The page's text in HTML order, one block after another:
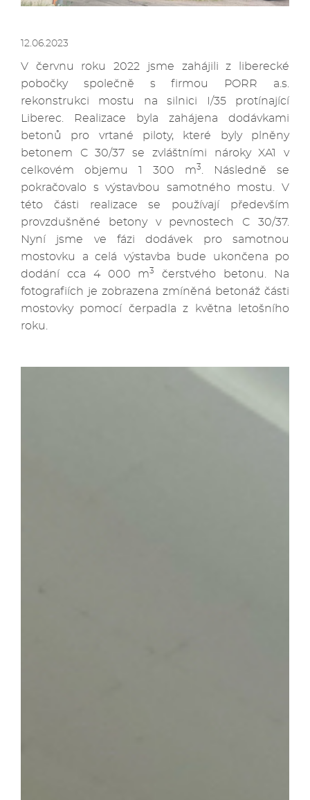
12.06.2023
V červnu roku 2022 jsme zahájili z liberecké
pobočky společně s firmou PORR a.s.
rekonstrukci mostu na silnici I/35 protínající
Liberec. Realizace byla zahájena dodávkami
betonů pro vrtané piloty, které byly plněny
betonem C 30/37 se zvláštními nároky XA1 v
celkovém objemu 1 300 m3. Následně se
pokračovalo s výstavbou samotného mostu. V
této části realizace se používají především
provzdušněné betony v pevnostech C 30/37.
Nyní jsme ve fázi dodávek pro samotnou
mostovku a celá výstavba bude ukončena po
dodání cca 4 000 m3
čerstvého betonu. Na
fotografiích je zobrazena zmíněná betonáž části
mostovky pomocí čerpadla z května letošního
roku.